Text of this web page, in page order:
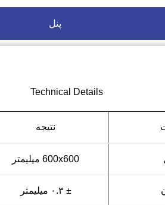
پنل
Technical Details
نتیجه
600x600 میلیمتر
± ۰.۳ میلیمتر